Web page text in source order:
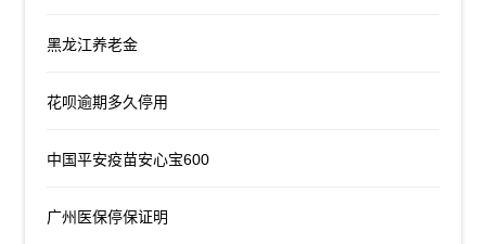
黑龙江养老金
花呗逾期多久停用
中国平安疫苗安心宝600
广州医保停保证明